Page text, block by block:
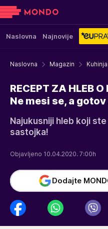
Naslovna Najnovije
Naslovna Magazin Kuhinja
RECEPT ZA HLEB
Ne mesi se, a
Najukusniji hleb koji
sastojka!
Objavljeno 10.04.2020. 7:00h
Dodajte